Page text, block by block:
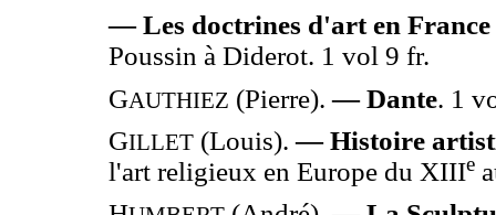
— Les doctrines d'art en France
Poussin à Diderot. 1 vol 9 fr.
GAUTHIEZ (Pierre). — Dante. 1
GILLET (Louis). — Histoire
l'art religieux en Europe du XIIIe